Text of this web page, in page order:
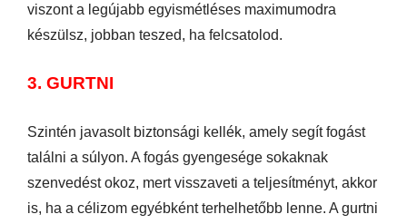
viszont a legújabb egyismétléses maximumodra
készülsz, jobban teszed, ha felcsatolod.
3. GURTNI
Szintén javasolt biztonsági kellék, amely segít fogást
találni a súlyon. A fogás gyengesége sokaknak
szenvedést okoz, mert visszaveti a teljesítményt, akkor
is, ha a célizom egyébként terhelhetőbb lenne. A gurtni